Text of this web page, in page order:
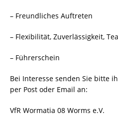
– Freundliches Auftreten
– Flexibilität, Zuverlässigkeit,
– Führerschein
Bei Interesse senden Sie bitte
per Post oder Email an:
VfR Wormatia 08 Worms e.V.